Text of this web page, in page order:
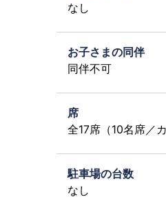
なし
お子さまの同伴
同伴不可
席
全17席（10名席／
駐車場の台数
なし